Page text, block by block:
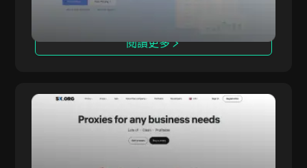
閱讀更多
SX.ORG
SX.ORG 是一個全新的代理市場，提供來自可靠供
應商的各類型、高品質 IP 位址，涵蓋廣泛的地理